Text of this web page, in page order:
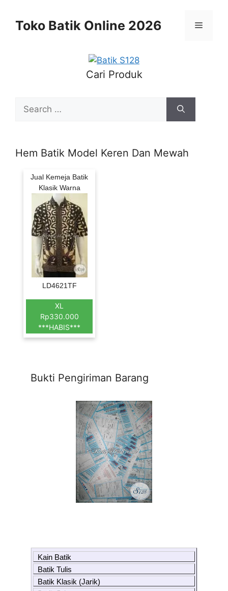
contentToko Batik Online 2026 Menu
Cari Produk
for:
Hem Batik Model Keren Dan Mewah
Jual Kemeja Batik
Klasik Warna
LD4621TF
XL
Rp330.000
***HABIS***
Bukti Pengiriman Barang
Kain Batik
Batik Tulis
Batik Klasik (Jarik)